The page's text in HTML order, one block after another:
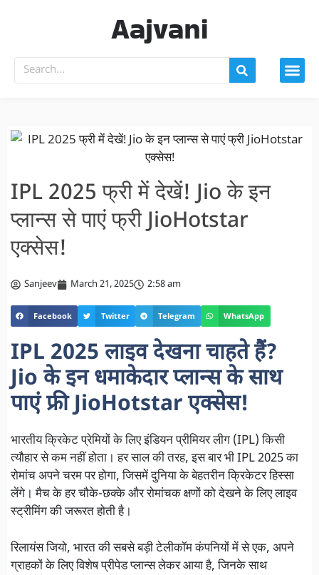
Aajvani
IPL 2025 फ्री में देखें! Jio के इन
प्लान्स से पाएं फ्री JioHotstar
एक्सेस!
Sanjeev March 21, 2025 2:58 am
Facebook Twitter Telegram WhatsApp
IPL 2025 लाइव देखना चाहते हैं?
Jio के इन धमाकेदार प्लान्स के साथ
पाएं फ्री JioHotstar एक्सेस!
भारतीय क्रिकेट प्रेमियों के लिए इंडियन प्रीमियर लीग (IPL) किसी
त्यौहार से कम नहीं होता। हर साल की तरह, इस बार भी IPL 2025 का
रोमांच अपने चरम पर होगा, जिसमें दुनिया के बेहतरीन क्रिकेटर हिस्सा
लेंगे। मैच के हर चौके-छक्के और रोमांचक क्षणों को देखने के लिए लाइव
स्ट्रीमिंग की जरूरत होती है।
रिलायंस जियो, भारत की सबसे बड़ी टेलीकॉम कंपनियों में से एक, अपने
ग्राहकों के लिए विशेष प्रीपेड प्लान्स लेकर आया है, जिनके साथ